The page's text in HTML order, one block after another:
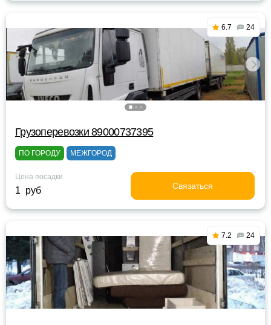
6.7 24
Грузоперевозки 89000737395
ПО ГОРОДУ МЕЖГОРОД
Цена посадки
1 руб Связаться
7.2 24